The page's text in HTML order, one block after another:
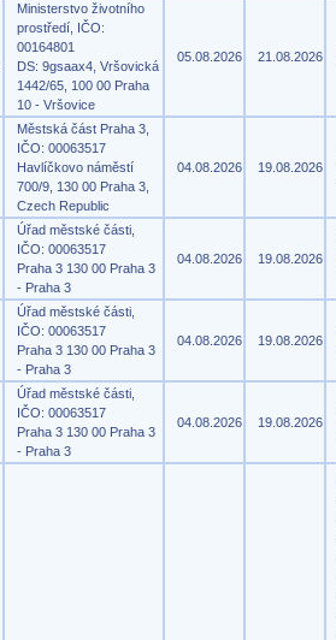
Ministerstvo životního
prostředí, IČO:
00164801
DS: 9gsaax4, Vršovická
1442/65, 100 00 Praha
10 - Vršovice
05.08.2026 21.08.2026
Městská část Praha 3,
IČO: 00063517
Havlíčkovo náměstí
700/9, 130 00 Praha 3,
Czech Republic
04.08.2026 19.08.2026
Úřad městské části,
IČO: 00063517
Praha 3 130 00 Praha 3
- Praha 3
04.08.2026 19.08.2026
Úřad městské části,
IČO: 00063517
Praha 3 130 00 Praha 3
- Praha 3
04.08.2026 19.08.2026
Úřad městské části,
IČO: 00063517
Praha 3 130 00 Praha 3
- Praha 3
04.08.2026 19.08.2026